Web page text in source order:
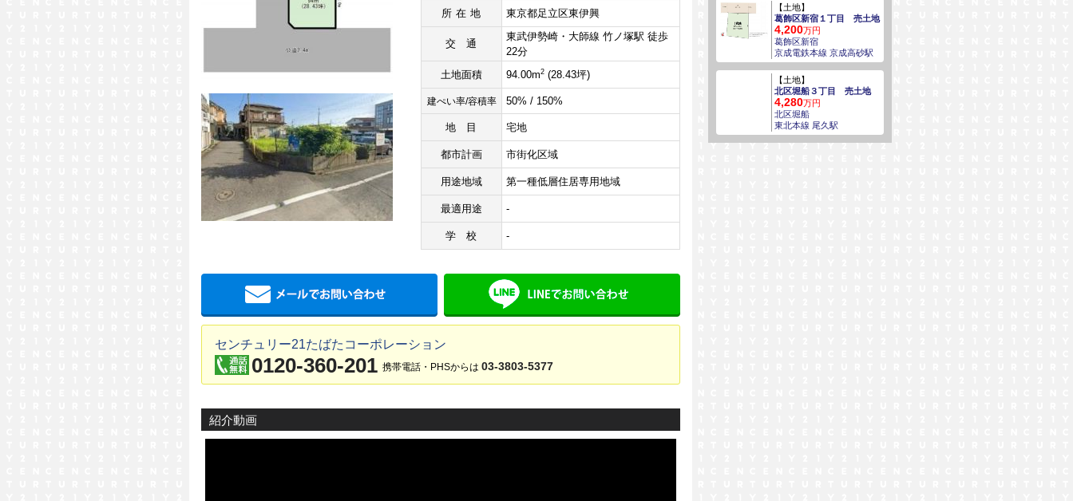
所在地 東京都足立区東伊興
交通
東武伊勢崎・大師線 竹ノ塚駅 徒歩
22分
土地面積
94.00m2 (28.43坪)
建ぺい率/容積率 50% / 150%
地目 宅地
都市計画 市街化区域
用途地域 第一種低層住居専用地域
最適用途 -
学校 -
メールでお問い合わせ
センチュリー21たばたコーポレーション
0120-360-201 携帯電話・PHSからは 03-3803-5377
紹介動画
【土地】
葛飾区新宿１丁目 売土地
4,200万円
葛飾区新宿
京成電鉄本線 京成高砂駅
【土地】
北区堀船３丁目 売土地
4,280万円
北区堀船
東北本線 尾久駅